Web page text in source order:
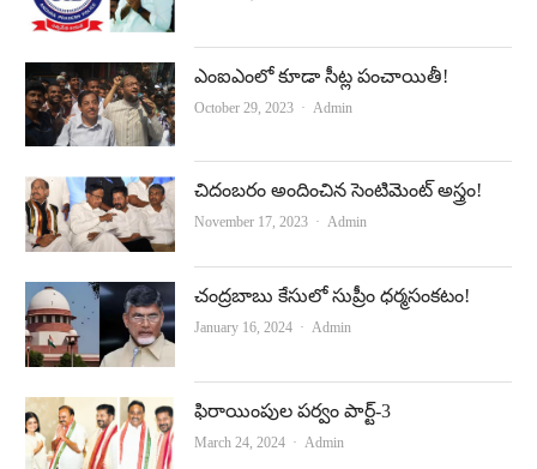
ఎంఐఎంలో కూడా సీట్ల పంచాయితీ!
October 29, 2023 Author
Admin
చిదంబరం అందించిన సెంటిమెంట్‌ అస్త్రం!
November 17, 2023 Author
Admin
చంద్ర‌బాబు కేసులో సుప్రీం ధ‌ర్మ‌సంక‌టం!
January 16, 2024 Author
Admin
ఫిరాయింపుల పర్వం పార్ట్‌-3
March 24, 2024 Author
Admin